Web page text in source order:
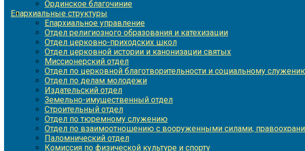
Ординское благочиние
Епархиальные структуры
Епархиальное управление
Отдел религиозного образования и катехизации
Отдел церковно-приходских школ
Отдел церковной истории и канонизации святых
Миссионерский отдел
Отдел по церковной благотворительности и социальному
Отдел по делам молодежи
Издательский отдел
Земельно-имущественный отдел
Строительный отдел
Отдел по тюремному служению
Отдел по взаимоотношению с вооруженными силами,
Паломнический отдел
Комиссия по физической культуре и спорту